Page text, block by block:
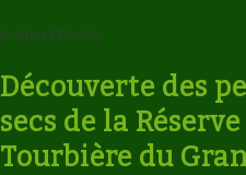
17 JUILLET 2023
Découverte des
secs de la
Tourbière du